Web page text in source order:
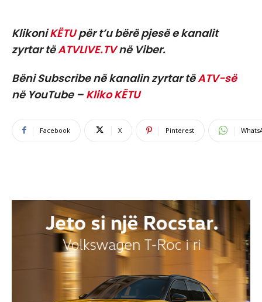
KlikoniKËTUpër t’u bërë pjesë e kanalit
zyrtar tëATVLIVE.TVnë Viber.
Bëni Subscribe në kanalin zyrtar tëATV-së
në YouTube – Kliko KËTU
Facebook X Pinterest